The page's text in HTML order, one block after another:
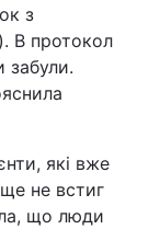
з
В протокол
забули.
які вже
не встиг
що люди